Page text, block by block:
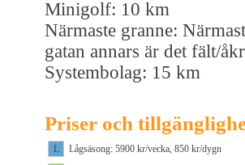
Minigolf: 10 km
Närmaste granne:
gatan annars är det fält/
Systembolag: 15 km
Priser och
L
Lågsäsong: 5900 kr/vecka, 850 kr/dygn